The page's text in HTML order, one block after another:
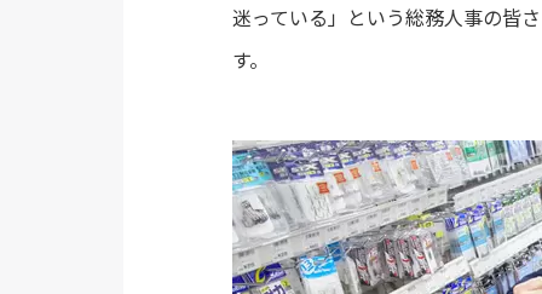
迷っている」という総務人事の皆
す。